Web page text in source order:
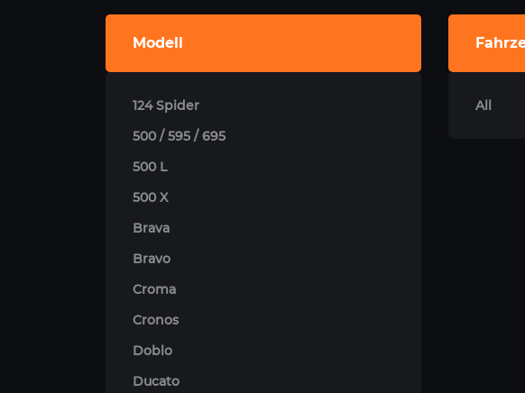
Modell
124 Spider
500 / 595 / 695
500 L
500 X
Brava
Bravo
Croma
Cronos
Doblo
Ducato
All